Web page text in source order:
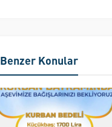
Benzer Konular